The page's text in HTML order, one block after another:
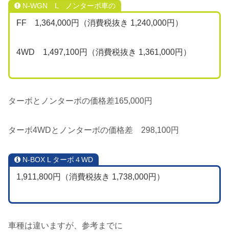
N-WGN L ノンターボ車の
FF 1,364,000円（消費税抜き 1,240,000円）
4WD 1,497,100円（消費税抜き 1,361,000円）
ターボとノンターボの価格差165,000円
ターボ4WDとノンターボの価格差 298,100円
N-BOX L ターボ４WD
1,911,800円（消費税抜き 1,738,000円）
車種は違いますが、参考までに